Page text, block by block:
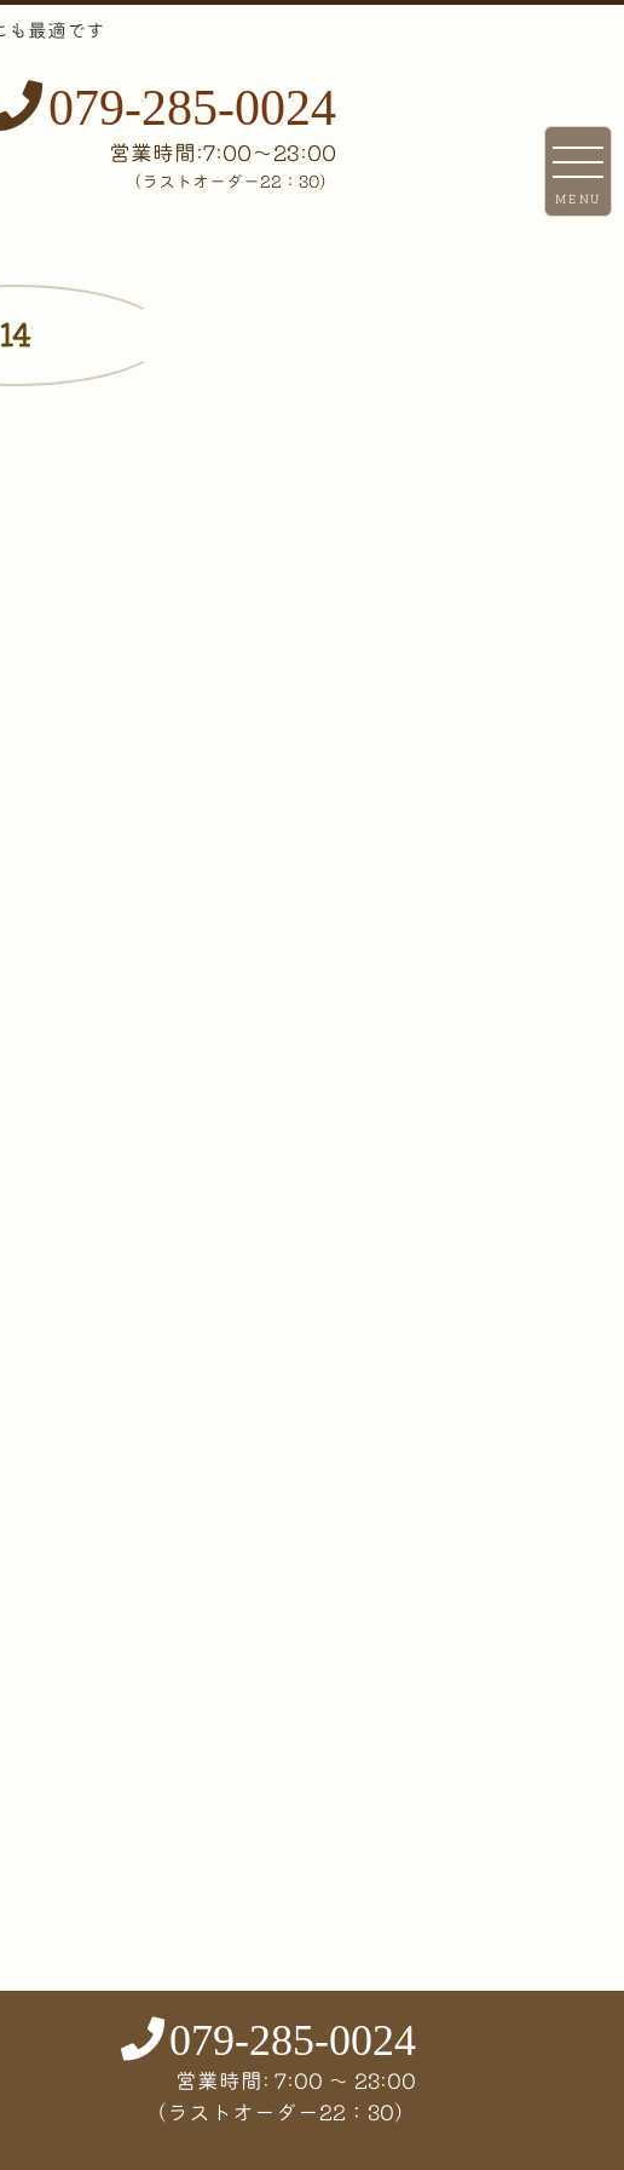
も最適です
079-285-0024
営業時間:7:00〜23:00
（ラストオーダー22：30）
MENU
14
079-285-0024
営業時間: 7:00 〜 23:00
（ラストオーダー22：30）